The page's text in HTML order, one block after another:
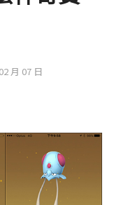
月 07 日